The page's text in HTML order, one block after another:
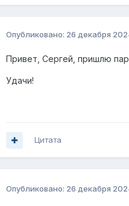
Опубликовано: 26 декабря
Привет, Сергей, пришлю
Удачи!
Цитата
Опубликовано: 26 декабря